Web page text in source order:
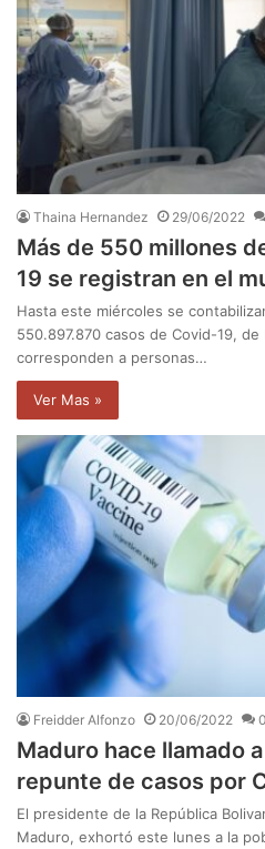
Thaina Hernandez 29/06/2022
Más de 550 millones
19 se registran en el
Hasta este miércoles se
550.897.870 casos de Covid-19,
corresponden a personas…
Ver Mas »
Freidder Alfonzo 20/06/2022 0
Maduro hace llamado
repunte de casos por
El presidente de la República
Maduro, exhortó este lunes a la